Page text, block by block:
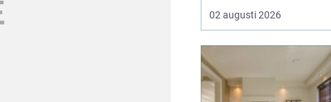
och värde på ett hus. I
Dalarna spelar
utseende och tradition
stor roll. Många vill
kombinera bättre
02 augusti 2026